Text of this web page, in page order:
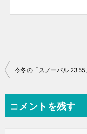
投
ビ
コメントを残す